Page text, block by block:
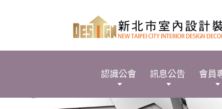
認識公會 訊息公告 會員